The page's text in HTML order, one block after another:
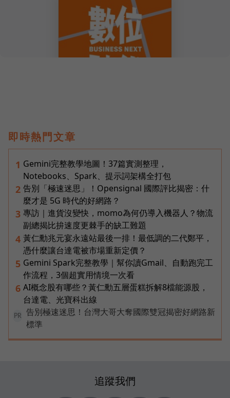
即時熱門文章
1 Gemini完整教學地圖！37篇實測整理，
Notebooks、Spark、提示詞架構全打包
2 告別「極速迷思」！Opensignal 國際評比揭密：什
麼才是 5G 時代的好網路？
3 專訪｜進貨沒變快，momo為何仍導入機器人？物流
副總揭比拚速度更棘手的缺工難題
4 黃仁勳兆元宴永遠站最後一排！最低調的二代鄭平，
憑什麼讓台達電被市場重新定價？
5 Gemini Spark完整教學｜幫你讀Gmail、自動跑完工
作流程，3個超實用情境一次看
6 AI概念股有哪些？黃仁勳五層蛋糕拆解8檔能源股，
台達電、光寶科出線
PR
告別極速迷思！台灣大哥大奪國際雙冠揭密好網路新
標準
追蹤我們